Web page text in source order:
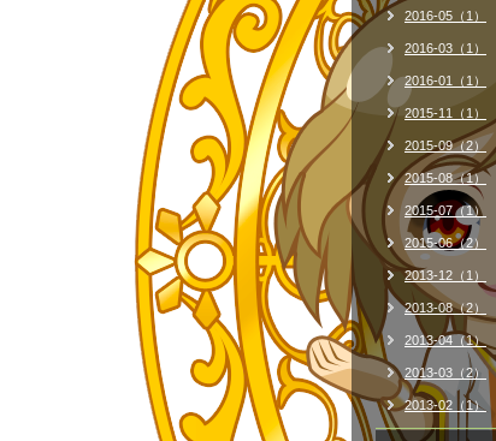
2016-05（1）
2016-03（1）
2016-01（1）
2015-11（1）
2015-09（2）
2015-08（1）
2015-07（1）
2015-06（2）
2013-12（1）
2013-08（2）
2013-04（1）
2013-03（2）
2013-02（1）